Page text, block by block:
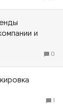
и
0
1